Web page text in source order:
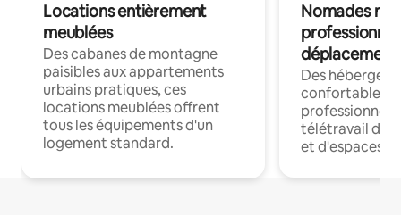
Locations entièrement
meublées
Des cabanes de montagne
paisibles aux appartements
urbains pratiques, ces
locations meublées offrent
tous les équipements d'un
logement standard.
Nomades
déplacement
Des
confortables
professionnels
télétravail
et d'espaces